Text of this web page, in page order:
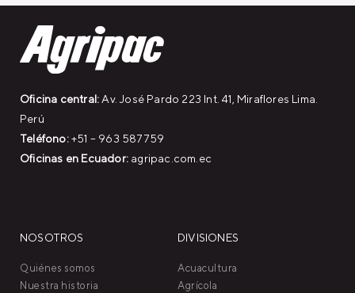
Oficina central: Av. José Pardo 223 Int. 41, Miraflores Lima.
Perú
Teléfono:+51 – 963 587759
Oficinas en Ecuador: agripac.com.ec
NOSOTROS
Quiénes somos
Nuestra historia
DIVISIONES
Acuacultura
Agrícola